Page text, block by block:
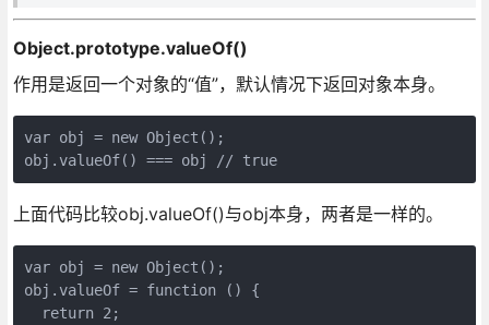
Object.prototype.valueOf()
作用是返回一个对象的“值”，默认情况下返回对象本身。
var obj = new Object();
obj.valueOf() === obj // true
上面代码比较obj.valueOf()与obj本身，两者是一样的。
var obj = new Object();
obj.valueOf = function () {
  return 2;